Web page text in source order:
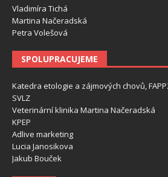
Vladimíra Tichá
Martina Načeradská
Petra Volešová
SPOLUPRACUJEME
Katedra etologie a zájmových chovů,
SVLZ
Veterinární klinika Martina Načeradská
KPEP
Adlive marketing
Lucia Janosikova
Jakub Bouček